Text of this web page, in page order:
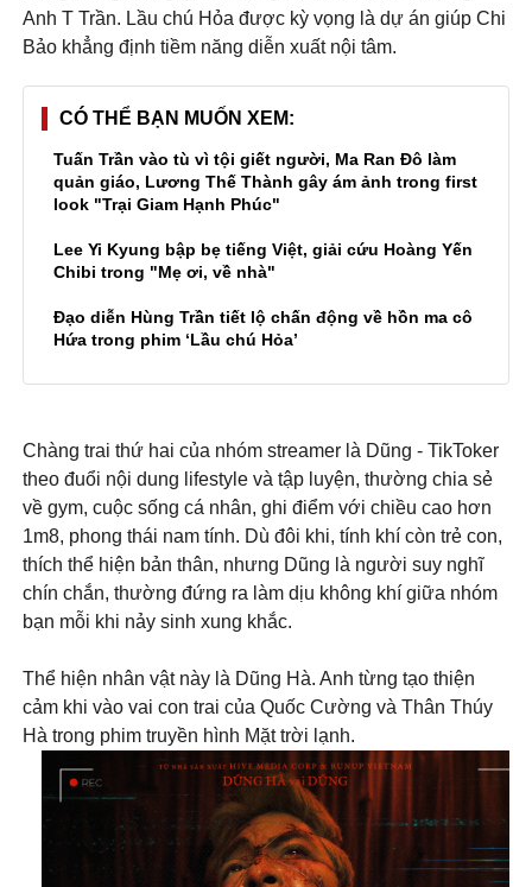
Anh T Trần. Lầu chú Hỏa được kỳ vọng là dự án giúp Chi
Bảo khẳng định tiềm năng diễn xuất nội tâm.
CÓ THỂ BẠN MUỐN XEM
Tuấn Trần vào tù vì tội giết người, Ma Ran Đô làm
quản giáo, Lương Thế Thành gây ám ảnh trong first
look "Trại Giam Hạnh Phúc"
Lee Yi Kyung bập bẹ tiếng Việt, giải cứu Hoàng Yến
Chibi trong "Mẹ ơi, về nhà"
Đạo diễn Hùng Trần tiết lộ chấn động về hồn ma cô
Hứa trong phim ‘Lầu chú Hỏa’
Chàng trai thứ hai của nhóm streamer là Dũng - TikToker
theo đuổi nội dung lifestyle và tập luyện, thường chia sẻ
về gym, cuộc sống cá nhân, ghi điểm với chiều cao hơn
1m8, phong thái nam tính. Dù đôi khi, tính khí còn trẻ con,
thích thể hiện bản thân, nhưng Dũng là người suy nghĩ
chín chắn, thường đứng ra làm dịu không khí giữa nhóm
bạn mỗi khi nảy sinh xung khắc.
Thể hiện nhân vật này là Dũng Hà. Anh từng tạo thiện
cảm khi vào vai con trai của Quốc Cường và Thân Thúy
Hà trong phim truyền hình Mặt trời lạnh.